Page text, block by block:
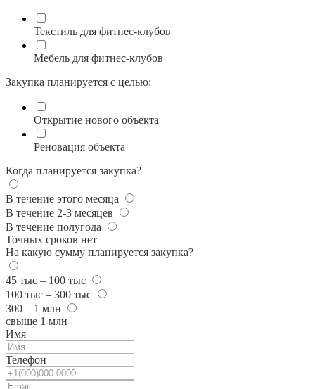
Текстиль для фитнес-клубов
Мебель для фитнес-клубов
Закупка планируется с целью:
Открытие нового объекта
Реновация объекта
Когда планируется закупка?
В течение этого месяца
В течение 2-3 месяцев
В течение полугода
Точных сроков нет
На какую сумму планируется закупка?
45 тыс – 100 тыс
100 тыс – 300 тыс
300 – 1 млн
свыше 1 млн
Имя
Телефон